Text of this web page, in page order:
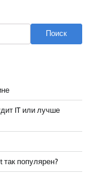
Поиск
IT или лучше
так популярен?